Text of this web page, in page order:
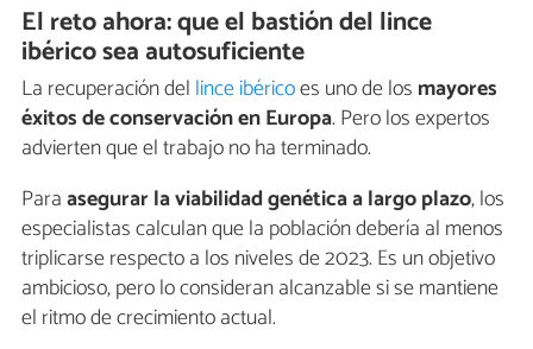
El reto ahora: que el bastión del lince
ibérico sea autosuficiente
La recuperación del lince ibéricoes uno de los mayores
éxitos de conservación en Europa. Pero los expertos
advierten que el trabajo no ha terminado.
Paraasegurar la viabilidad genética a largo plazo, los
especialistas calculan que la población debería al menos
triplicarse respecto a los niveles de 2023. Es un objetivo
ambicioso, pero lo consideran alcanzable si se mantiene
el ritmo de crecimiento actual.